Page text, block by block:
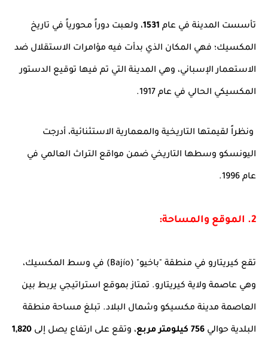
تأسست المدينة في عام 1531، ولعبت دوراً محورياً في تاريخ
المكسيك؛ فهي المكان الذي بدأت فيه مؤامرات الاستقلال ضد
الاستعمار الإسباني، وهي المدينة التي تم فيها توقيع الدستور
المكسيكي الحالي في عام 1917.
ونظراً لقيمتها التاريخية والمعمارية الاستثنائية، أدرجت
اليونسكو وسطها التاريخي ضمن مواقع التراث العالمي في
عام 1996.
2. الموقع والمساحة:
تقع كيريتارو في منطقة "باخيو" (Bajío) في وسط المكسيك،
وهي عاصمة ولاية كيريتارو. تمتاز بموقع استراتيجي يربط بين
العاصمة مدينة مكسيكو وشمال البلاد. تبلغ مساحة منطقة
البلدية حوالي 756 كيلومتر مربع ، وتقع على ارتفاع يصل إلى 1,820